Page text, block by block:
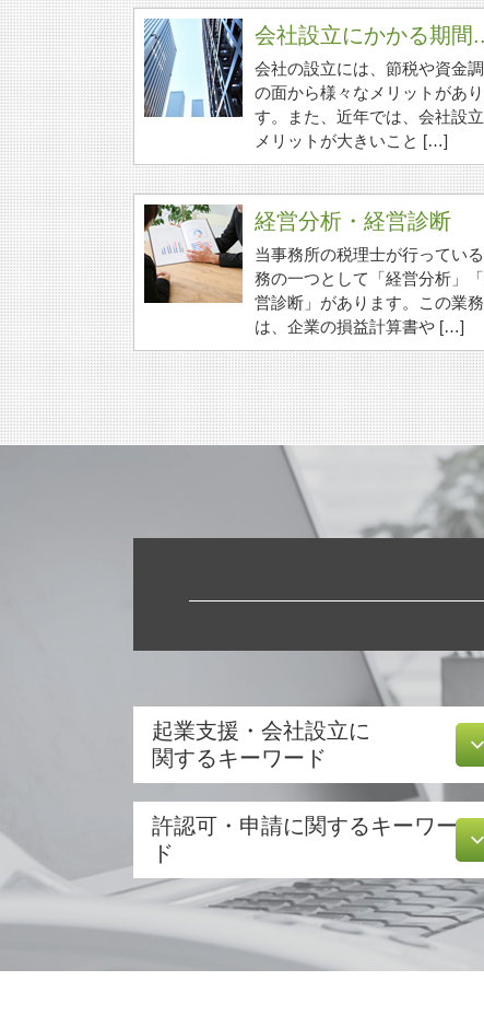
会社設立にかかる期間
会社の設立には、節税や資金
の面から様々なメリットがあり
す。また、近年では、会社設
メリットが大きいこと […]
経営分析・経営診断
当事務所の税理士が行ってい
務の一つとして「経営分析」
営診断」があります。この業務
は、企業の損益計算書や […]
起業支援・会社設立に
関するキーワード
節税対策 法人
定款 認証
合同会社設立 必要書類
会社設立 費用 自分で
法人化 手続き
許認可・申請に関するキーワー
ド
許認可 取得
建設業 許認可
飲食店 営業許可証